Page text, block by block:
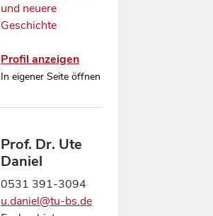
und neuere
Geschichte
Profil anzeigen
In eigener Seite öffnen
Prof. Dr. Ute
Daniel
0531 391-3094
u.daniel@tu-bs.de